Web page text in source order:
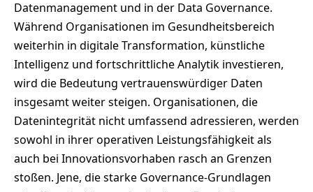
Datenmanagement und in der Data Governance.
Während Organisationen im Gesundheitsbereich
weiterhin in digitale Transformation, künstliche
Intelligenz und fortschrittliche Analytik investieren,
wird die Bedeutung vertrauenswürdiger Daten
insgesamt weiter steigen. Organisationen, die
Datenintegrität nicht umfassend adressieren, werden
sowohl in ihrer operativen Leistungsfähigkeit als
auch bei Innovationsvorhaben rasch an Grenzen
stoßen. Jene, die starke Governance-Grundlagen